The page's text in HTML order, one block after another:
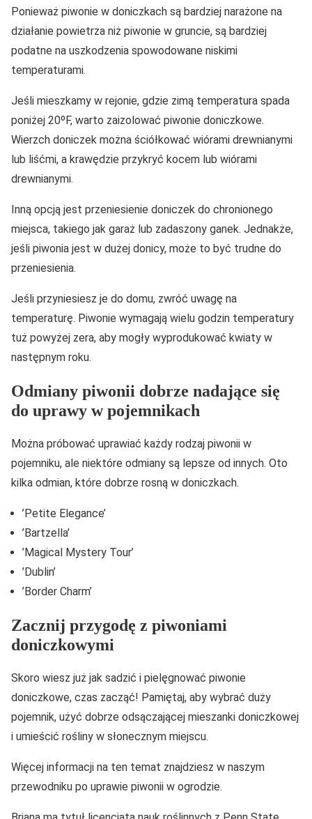
Ponieważ piwonie w doniczkach są bardziej narażone na
działanie powietrza niż piwonie w gruncie, są bardziej
podatne na uszkodzenia spowodowane niskimi
temperaturami.
Jeśli mieszkamy w rejonie, gdzie zimą temperatura spada
poniżej 20ºF, warto zaizolować piwonie doniczkowe.
Wierzch doniczek można ściółkować wiórami drewnianymi
lub liśćmi, a krawędzie przykryć kocem lub wiórami
drewnianymi.
Inną opcją jest przeniesienie doniczek do chronionego
miejsca, takiego jak garaż lub zadaszony ganek. Jednakże,
jeśli piwonia jest w dużej donicy, może to być trudne do
przeniesienia.
Jeśli przyniesiesz je do domu, zwróć uwagę na
temperaturę. Piwonie wymagają wielu godzin temperatury
tuż powyżej zera, aby mogły wyprodukować kwiaty w
następnym roku.
Odmiany piwonii dobrze nadające się
do uprawy w pojemnikach
Można próbować uprawiać każdy rodzaj piwonii w
pojemniku, ale niektóre odmiany są lepsze od innych. Oto
kilka odmian, które dobrze rosną w doniczkach.
’Petite Elegance’
’Bartzella’
’Magical Mystery Tour’
’Dublin’
’Border Charm’
Zacznij przygodę z piwoniami
doniczkowymi
Skoro wiesz już jak sadzić i pielęgnować piwonie
doniczkowe, czas zacząć! Pamiętaj, aby wybrać duży
pojemnik, użyć dobrze odsączającej mieszanki doniczkowej
i umieścić rośliny w słonecznym miejscu.
Więcej informacji na ten temat znajdziesz w naszym
przewodniku po uprawie piwonii w ogrodzie.